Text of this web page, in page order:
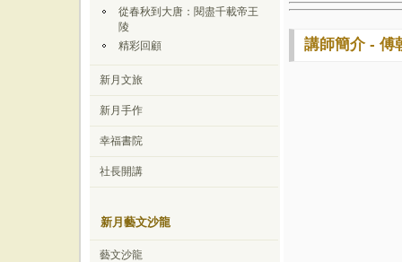
從春秋到大唐：閱盡千載帝王
陵
精彩回顧
新月文旅
新月手作
幸福書院
社長開講
新月藝文沙龍
藝文沙龍
講師簡介 - 傅